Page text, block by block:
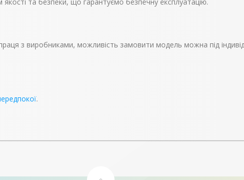
з виробниками, можливість замовити модель можна під
.